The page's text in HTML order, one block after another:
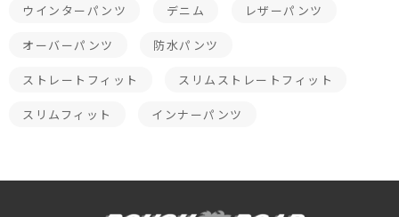
ウインターパンツ デニム レザーパンツ
オーバーパンツ 防水パンツ
ストレートフィット スリムストレートフィット
スリムフィット インナーパンツ